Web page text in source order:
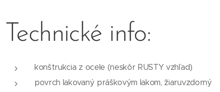
Technické info:
konštrukcia z ocele (neskôr RUSTY vzhľad)
povrch lakovaný práškovým lakom, žiaruvzdorný